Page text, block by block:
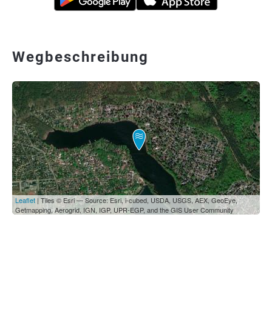
Wegbeschreibung
Leaflet | Tiles © Esri — Source: Esri, i-cubed, USDA, USGS, AEX, GeoEye,
Getmapping, Aerogrid, IGN, IGP, UPR-EGP, and the GIS User Community